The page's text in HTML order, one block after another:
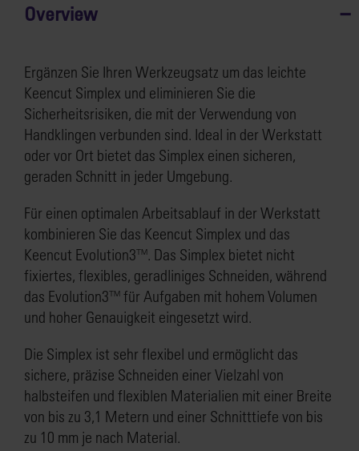
Overview
Ergänzen Sie Ihren Werkzeugsatz um das leichte
Keencut Simplex und eliminieren Sie die
Sicherheitsrisiken, die mit der Verwendung von
Handklingen verbunden sind. Ideal in der Werkstatt
oder vor Ort bietet das Simplex einen sicheren,
geraden Schnitt in jeder Umgebung.
Für einen optimalen Arbeitsablauf in der Werkstatt
kombinieren Sie das Keencut Simplex und das
Keencut Evolution3™. Das Simplex bietet nicht
fixiertes, flexibles, geradliniges Schneiden, während
das Evolution3™ für Aufgaben mit hohem Volumen
und hoher Genauigkeit eingesetzt wird.
Die Simplex ist sehr flexibel und ermöglicht das
sichere, präzise Schneiden einer Vielzahl von
halbsteifen und flexiblen Materialien mit einer Breite
von bis zu 3,1 Metern und einer Schnitttiefe von bis
zu 10 mm je nach Material.